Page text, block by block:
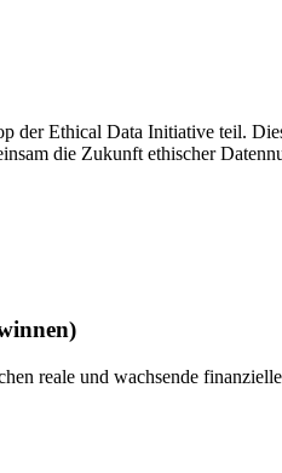
Ethical Data Initiative teil.
die Zukunft ethischer
reale und wachsende